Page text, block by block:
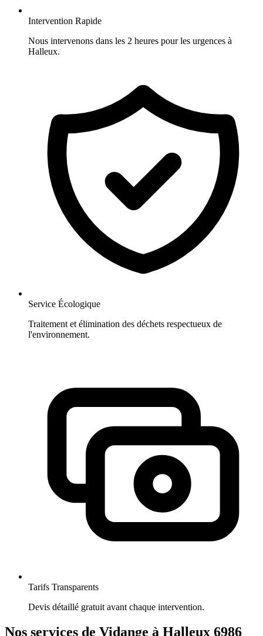
Intervention Rapide
Nous intervenons dans les 2 heures pour les urgences à
Halleux.
Service Écologique
Traitement et élimination des déchets respectueux de
l'environnement.
Tarifs Transparents
Devis détaillé gratuit avant chaque intervention.
Nos services de Vidange à Halleux 6986